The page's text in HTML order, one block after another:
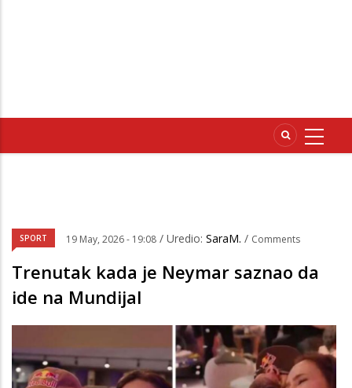
SPORT 19 May, 2026 - 19:08 / Uredio: SaraM. / Comments
Trenutak kada je Neymar saznao da
ide na Mundijal